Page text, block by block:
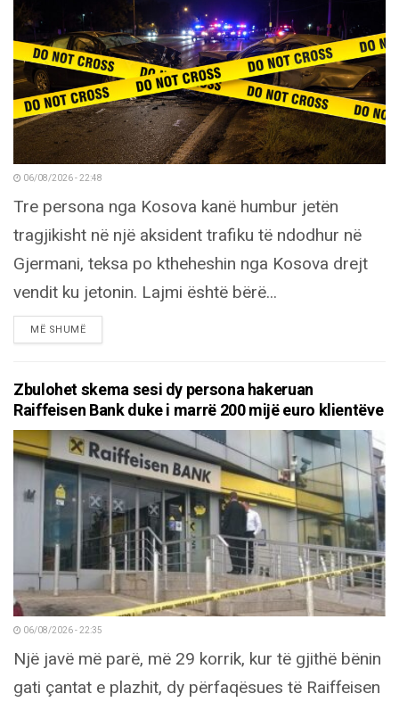
06/08/2026 - 22:48
Tre persona nga Kosova kanë humbur jetën
tragjikisht në një aksident trafiku të ndodhur në
Gjermani, teksa po ktheheshin nga Kosova drejt
vendit ku jetonin. Lajmi është bërë...
MË SHUMËDETAILS
Zbulohet skema sesi dy persona hakeruan
Raiffeisen Bank duke i marrë 200 mijë euro klientëve
06/08/2026 - 22:35
Një javë më parë, më 29 korrik, kur të gjithë bënin
gati çantat e plazhit, dy përfaqësues të Raiffeisen